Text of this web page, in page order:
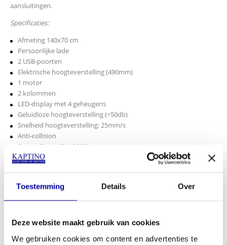
Toestemming Details Over
Deze website maakt gebruik van cookies
We gebruiken cookies om content en advertenties te
aansluitingen.
Specificaties:
Afmeting 140x70 cm
Persoonlijke lade
2 USB-poorten
Elektrische hoogteverstelling (490mm)
1 motor
2 kolommen
LED-display met 4 geheugens
Geluidloze hoogteverstelling (<50db)
Snelheid hoogteverstelling: 25mm/s
Anti-collision
Frame: Zwart (RAL9005)
Blad Eiken
Afmetingen:
Bladmaat: 700 x 1400mm